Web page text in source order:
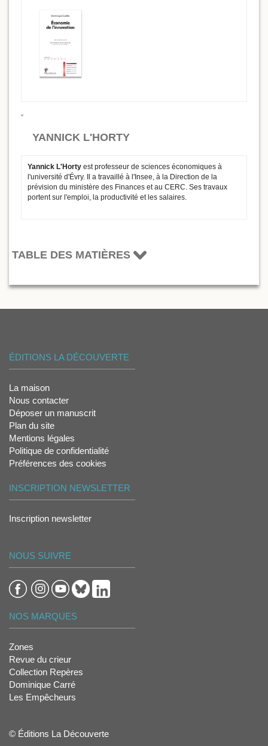
YANNICK L'HORTY
Yannick L'Horty est professeur de sciences économiques à
l'université d'Évry. Il a travaillé à l'Insee, à la Direction de la
prévision du ministère des Finances et au CERC. Ses travaux
portent sur l'emploi, la productivité et les salaires.
TABLE DES MATIÈRES
ÉDITIONS LA DÉCOUVERTE
La maison
Nous contacter
Déposer un manuscrit
Plan du site
Mentions légales
Politique de confidentialité
Préférences des cookies
INSCRIPTION NEWSLETTER
Inscription newsletter
NOUS SUIVRE
NOS MARQUES
Zones
Revue du crieur
Collection Repères
Dominique Carré
Les Empêcheurs
© Éditions La Découverte